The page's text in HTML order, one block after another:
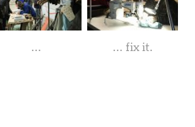
… … fix it.